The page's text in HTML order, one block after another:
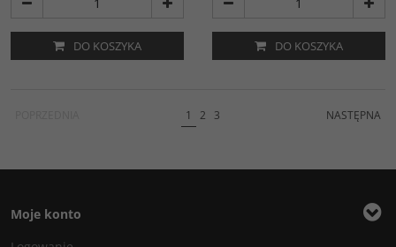
DO KOSZYKA DO KOSZYKA
1 2 3 NASTĘPNA
Moje konto